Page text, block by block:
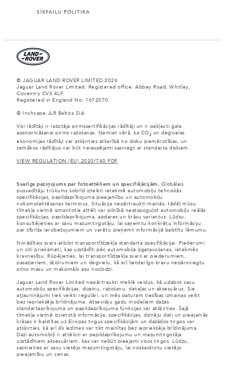
SĪKFAILU POLITIKA
© JAGUAR LAND ROVER LIMITED 2026
Jaguar Land Rover Limited: Registered office: Abbey Road, Whitley,
Coventry CV3 4LF.
Registered in England No: 1672070
© Inchcape JLR Baltics SIA
Visi rādītāji ir ražotāja pirmssertifikācijas rādītāji un ir pakļauti gala
apstiprināšanai pirms ražošanas. Ņemiet vērā, ka CO2 un degvielas
ekonomijas rādītāji var atšķirties atkarībā no disku piemērotības, un
zemākos rādītājus var būt neiespējami sasniegt ar standarta diskiem.
VIEW REGULATION (EU) 2020/740 PDF
Svarīgs paziņojums par fotoattēliem un specifikācijām. Globālais
pusvadītāju trūkums šobrīd izteikti ietekmē automobiļu tehniskās
specifikācijas, papildaprīkojuma pieejamību un automobiļu
nokomplektēšanas termiņus. Situācija nepārtraukti mainās, tādēļ mūsu
tīmekļa vietnē izmantotie attēli var pilnībā neatspoguļot automobiļu reālās
specifikācijas, papildaprīkojuma, apdares un krāsu variantus. Lūdzu,
konsultējieties ar savu mazumtirgotāju, lai saņemtu konkrētu informāciju
par šībrīža ierobežojumiem un varētu pieņemt informācijā balstītu lēmumu.
Norādītais svars atbilst transportlīdzekļa standarta specifikācijai. Piederumi
un citi priekšmeti, kas uzstādīti pēc automobiļa izgatavošanas, ietekmēs
kravnesību. Rūpējieties, lai transportlīdzekļa svars ar piederumiem,
pasažieriem, šķidrumiem un degvielu, kā arī lietderīgo kravu nepārsniegtu
pilno masu un maksimālo asu noslodzi.
Jaguar Land Rover Limited nepārtraukti meklē veidus, kā uzlabot savu
automobiļu specifikācijas, dizainu, ražošanu, detaļas un aksesuārus. Šie
atjauninājumi tiek veikti regulāri, un mēs paturam tiesības izmaiņas veikt
bez iepriekšēja brīdinājuma. Atsevišķu gadu modeļiem dažas
standartaprīkojuma un papildaprīkojuma funkcijas var atšķirties. Šajā
tīmekļa vietnē izvietotā informācija, specifikācijas, dzinēju dati un pieejamās
krāsas ir balstītas uz Eiropas tirgus specifikācijām un dažādos tirgos var
atšķirties, kā arī šīs iezīmes var tikt mainītas bez iepriekšēja brīdinājuma.
Daži automobiļi ir attēloti ar papildaprīkojumu un mazumtirgotāja
uzstādītiem aksesuāriem, kas var nebūt pieejami visos tirgos. Lūdzu,
sazinieties ar savu vietējo mazumtirgotāju, lai noskaidrotu vietējo
pieejamību un cenas.